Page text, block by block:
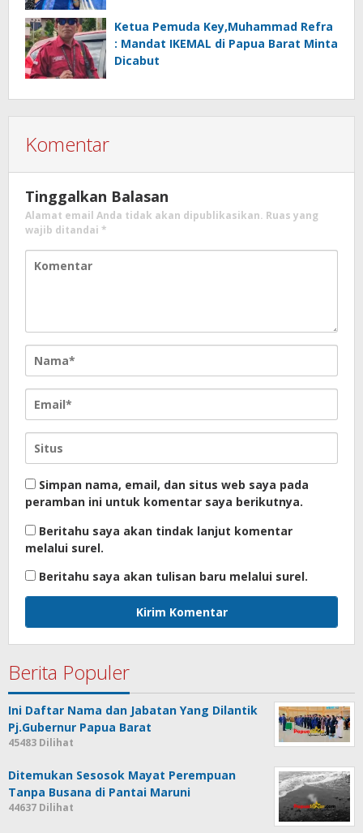
Ketua Pemuda Key,Muhammad Refra
: Mandat IKEMAL di Papua Barat Minta
Dicabut
Komentar
Tinggalkan Balasan
Alamat email Anda tidak akan dipublikasikan. Ruas yang
wajib ditandai *
Simpan nama, email, dan situs web saya pada
peramban ini untuk komentar saya berikutnya.
Beritahu saya akan tindak lanjut komentar
melalui surel.
Beritahu saya akan tulisan baru melalui surel.
Berita Populer
Ini Daftar Nama dan Jabatan Yang Dilantik
Pj.Gubernur Papua Barat
45483 Dilihat
Ditemukan Sesosok Mayat Perempuan
Tanpa Busana di Pantai Maruni
44637 Dilihat